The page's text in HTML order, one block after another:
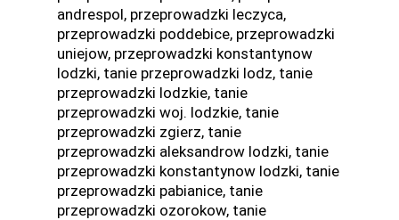
andrespol, przeprowadzki leczyca,
przeprowadzki poddebice, przeprowadzki
uniejow, przeprowadzki konstantynow
lodzki, tanie przeprowadzki lodz, tanie
przeprowadzki lodzkie, tanie
przeprowadzki woj. lodzkie, tanie
przeprowadzki zgierz, tanie
przeprowadzki aleksandrow lodzki, tanie
przeprowadzki konstantynow lodzki, tanie
przeprowadzki pabianice, tanie
przeprowadzki ozorokow, tanie